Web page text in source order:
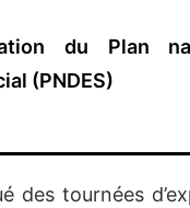
du Plan
(PNDES)
des tournées